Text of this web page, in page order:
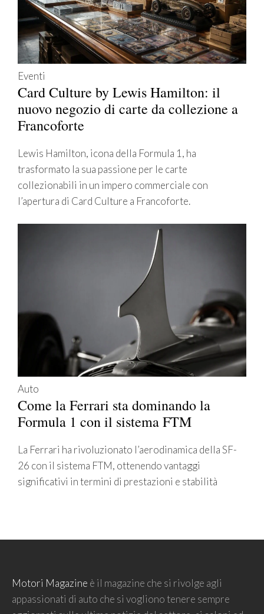
Eventi
Card Culture by Lewis Hamilton: il
nuovo negozio di carte da collezione a
Francoforte
Lewis Hamilton, icona della Formula 1, ha
trasformato la sua passione per le carte
collezionabili in un impero commerciale con
l’apertura di Card Culture a Francoforte.
Auto
Come la Ferrari sta dominando la
Formula 1 con il sistema FTM
La Ferrari ha rivoluzionato l’aerodinamica della SF-
26 con il sistema FTM, ottenendo vantaggi
significativi in termini di prestazioni e stabilità
Motori Magazine è il magazine che si rivolge agli
appassionati di auto che si vogliono tenere sempre